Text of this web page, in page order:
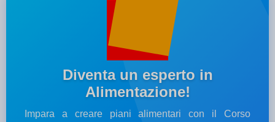
Diventa un esperto in
Alimentazione!
Impara a creare piani alimentari con il Corso